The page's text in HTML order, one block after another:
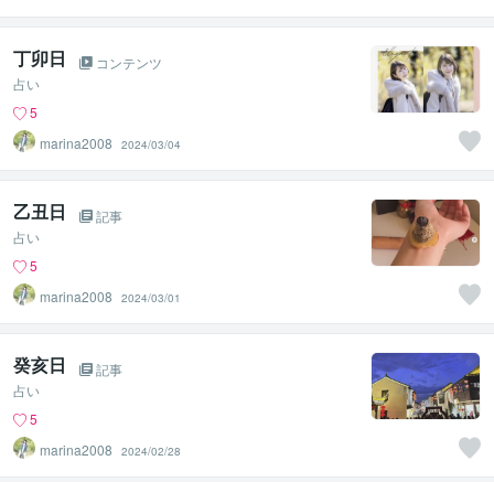
丁卯日
コンテンツ
占い
5
marina2008
2024/03/04
乙丑日
記事
占い
5
marina2008
2024/03/01
癸亥日
記事
占い
5
marina2008
2024/02/28